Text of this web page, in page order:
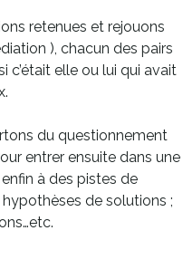
retenues et rejouons
), chacun des pairs
c’était elle ou lui qui avait
du questionnement
entrer ensuite dans une
à des pistes de
de solutions ;